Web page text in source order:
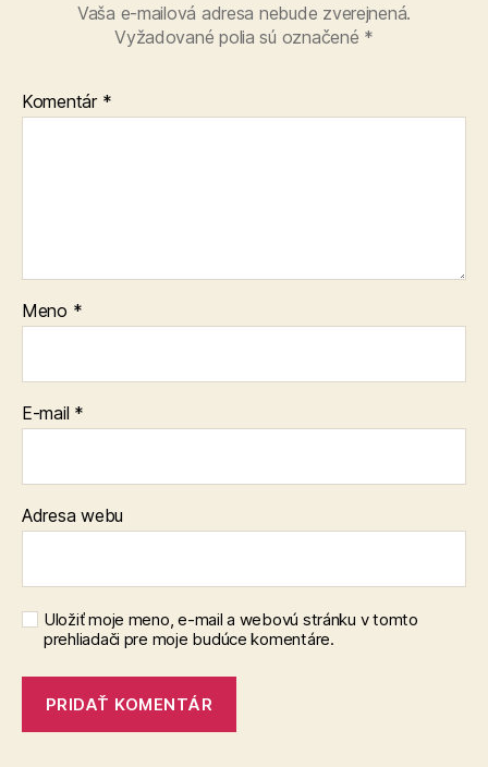
Vaša e-mailová adresa nebude zverejnená.
Vyžadované polia sú označené *
Komentár *
Meno *
E-mail *
Adresa webu
Uložiť moje meno, e-mail a webovú stránku v tomto
prehliadači pre moje budúce komentáre.